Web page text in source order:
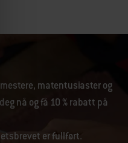
matentusiaster og
nå og få 10 % rabatt på
er fullført.